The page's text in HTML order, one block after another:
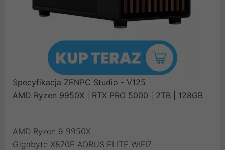
Specyfikacja ZENPC Studio - V125
AMD Ryzen 9950X | RTX PRO 5000 | 2TB | 128GB
AMD Ryzen 9 9950X
Gigabyte X870E AORUS ELITE WIFI7